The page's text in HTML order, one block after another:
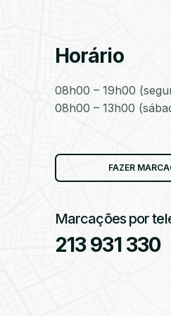
Horário
08h00 – 19h00
08h00 – 13h00
FAZER
Marcações por
213 931 330